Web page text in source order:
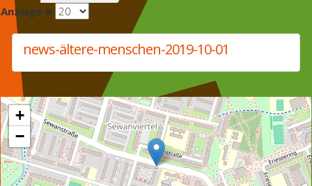
Anzeige #
news-ältere-menschen-2019-10-01
+
−